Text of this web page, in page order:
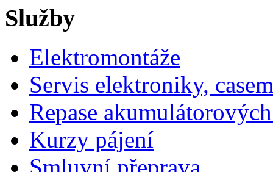
Služby
Elektromontáže
Servis elektroniky,
Repase
Kurzy pájení